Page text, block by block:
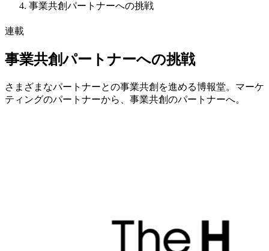
事業共創パートナーへの挑戦
連載
事業共創パートナーへの挑戦
さまざまなパートナーとの事業共創を進める博報堂。マーケ
ティングのパートナーから、事業共創のパートナーへ。